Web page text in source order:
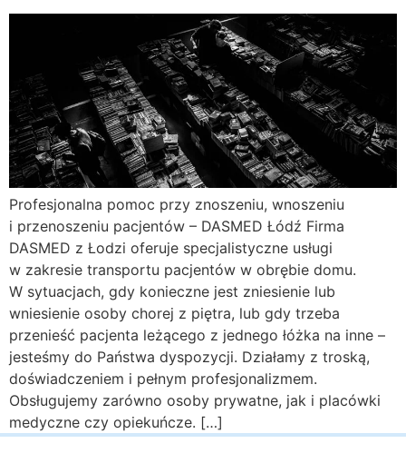
Profesjonalna pomoc przy znoszeniu, wnoszeniu
i przenoszeniu pacjentów – DASMED Łódź Firma
DASMED z Łodzi oferuje specjalistyczne usługi
w zakresie transportu pacjentów w obrębie domu.
W sytuacjach, gdy konieczne jest zniesienie lub
wniesienie osoby chorej z piętra, lub gdy trzeba
przenieść pacjenta leżącego z jednego łóżka na inne –
jesteśmy do Państwa dyspozycji. Działamy z troską,
doświadczeniem i pełnym profesjonalizmem.
Obsługujemy zarówno osoby prywatne, jak i placówki
medyczne czy opiekuńcze. […]